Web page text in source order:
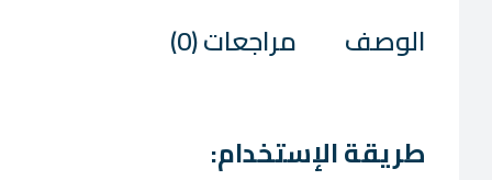
الوصف مراجعات (0)
طريقة الإستخدام: